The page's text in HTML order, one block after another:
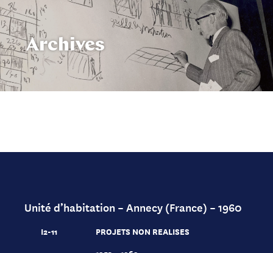
Archives
Unité d’habitation – Annecy (France) – 1960
I2-11
PROJETS NON REALISES